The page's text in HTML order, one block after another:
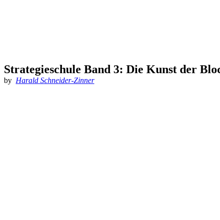
Strategieschule Band 3: Die Kunst der
by Harald Schneider-Zinner